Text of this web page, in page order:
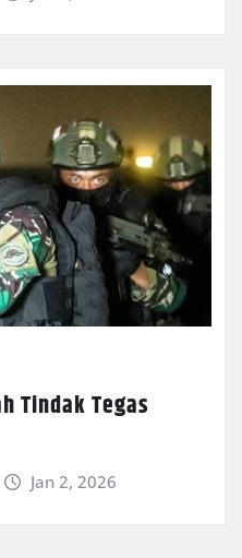
Tindak Tegas
Jan 2, 2026